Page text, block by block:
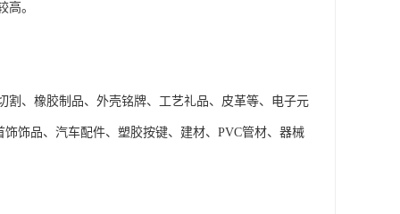
高。
、橡胶制品、外壳铭牌、工艺礼品、皮革等、电子元
饰品、汽车配件、塑胶按键、建材、PVC管材、器械